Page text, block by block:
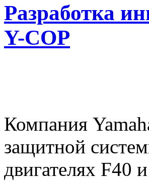
Разработка
Y-COP
Компания
защитной
двигателях F40